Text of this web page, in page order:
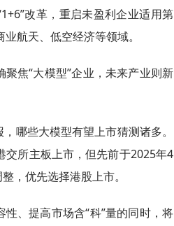
改革，重启未盈利企业适用第
航天、低空经济等领域。
焦“大模型”企业，未来产业则新
哪些大模型有望上市猜测诸多。
交所主板上市，但先前于2025年4
，优先选择港股上市。
、提高市场含“科”量的同时，将